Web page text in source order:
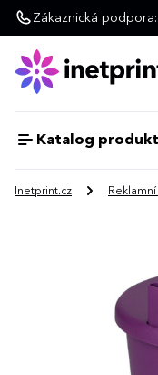
Zákaznická podpora:
Katalog
Inetprint.cz